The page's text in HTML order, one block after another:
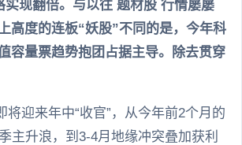
实现翻倍。与以往 题材股 行情屡屡
高度的连板“妖股”不同的是，今年科
容量票趋势抱团占据主导。除去贯穿
将迎来年中“收官”，从今年前2个月的
主升浪，到3-4月地缘冲突叠加获利